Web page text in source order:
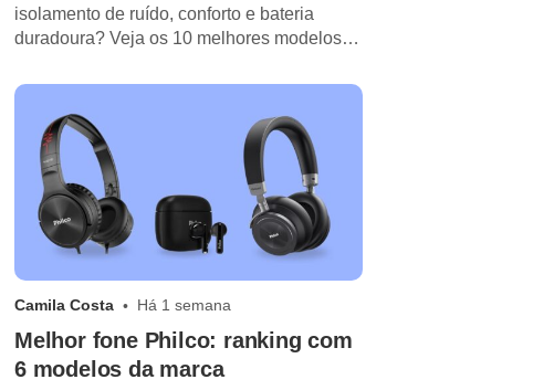
isolamento de ruído, conforto e bateria
duradoura? Veja os 10 melhores modelos
Camila Costa Há 1 semana
Melhor fone Philco: ranking com
6 modelos da marca